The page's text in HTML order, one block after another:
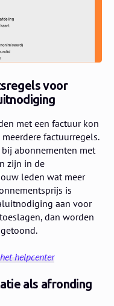
voor
met een factuur kon
factuurregels.
abonnementen met
zijn in de
leden wat meer
is
aan voor
dan worden
helpcenter
als afronding